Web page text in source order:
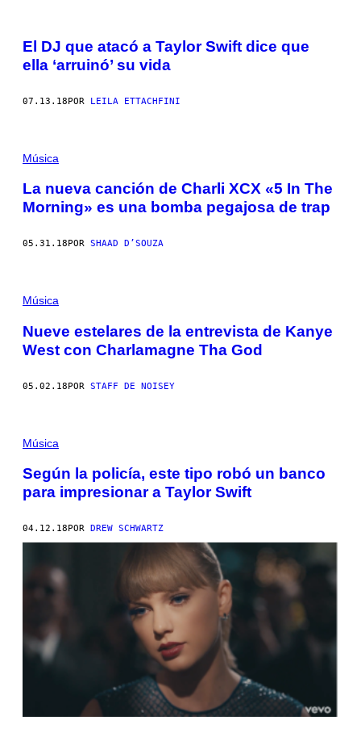
El DJ que atacó a Taylor Swift dice que
ella ‘arruinó’ su vida
07.13.18POR LEILA ETTACHFINI
Música
La nueva canción de Charli XCX «5 In The
Morning» es una bomba pegajosa de trap
05.31.18 POR SHAAD D’SOUZA
Música
Nueve estelares de la entrevista de Kanye
West con Charlamagne Tha God
05.02.18POR STAFF DE NOISEY
Música
Según la policía, este tipo robó un banco
para impresionar a Taylor Swift
04.12.18 POR DREW SCHWARTZ